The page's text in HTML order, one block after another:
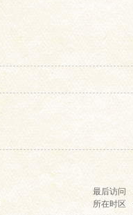
最后访问
所在时区